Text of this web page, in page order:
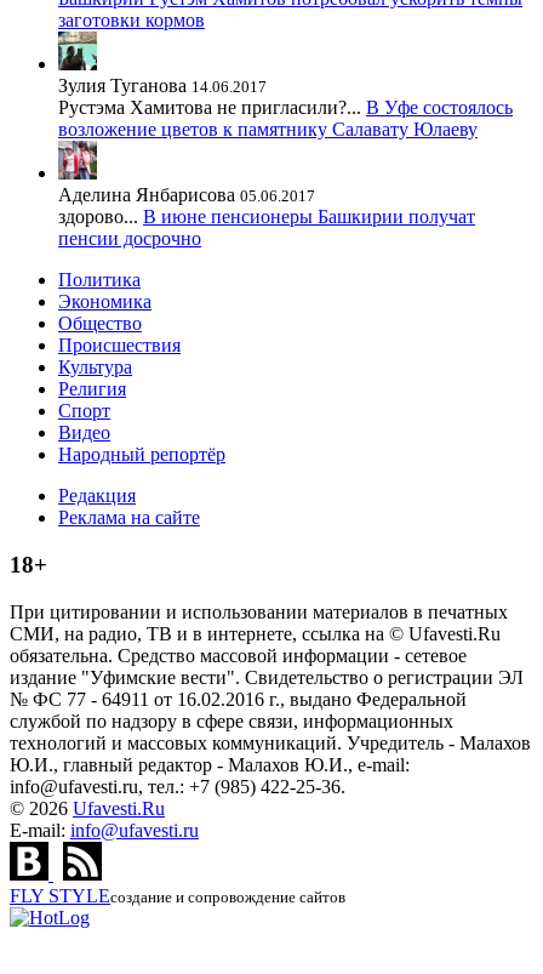
заготовки кормов
Зулия Туганова 14.06.2017
Рустэма Хамитова не пригласили?... В Уфе состоялось
возложение цветов к памятнику Салавату Юлаеву
Аделина Янбарисова 05.06.2017
здорово... В июне пенсионеры Башкирии получат
пенсии досрочно
Политика
Экономика
Общество
Происшествия
Культура
Религия
Спорт
Видео
Народный репортёр
Редакция
Реклама на сайте
18+
При цитировании и использовании материалов в печатных
СМИ, на радио, ТВ и в интернете, ссылка на © Ufavesti.Ru
обязательна. Средство массовой информации - сетевое
издание "Уфимские вести". Свидетельство о регистрации ЭЛ
№ ФС 77 - 64911 от 16.02.2016 г., выдано Федеральной
службой по надзору в сфере связи, информационных
технологий и массовых коммуникаций. Учредитель - Малахов
Ю.И., главный редактор - Малахов Ю.И., e-mail:
info@ufavesti.ru, тел.: +7 (985) 422-25-36.
© 2026 Ufavesti.Ru
E-mail: info@ufavesti.ru
FLY STYLEсоздание и сопровождение сайтов